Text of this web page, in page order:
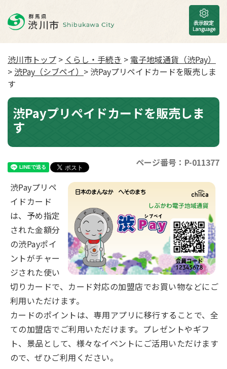
渋川市トップ > くらし・手続き > 電子地域通貨（渋Pay）
> 渋Pay（シブペイ） > 渋Payプリペイドカードを販売しま
す
渋Payプリペイドカードを販売しま
す
ページ番号：P-011377
渋Payプリペ
イドカード
は、予め指定
された金額分
の渋Payポイ
ントがチャー
ジされた使い
切りカードで、カード対応の加盟店でお買い物などにご
利用いただけます。
カードのポイントは、専用アプリに移行することで、全
ての加盟店でご利用いただけます。プレゼントやギフ
ト、景品として、様々なイベントにご活用いただけます
ので、ぜひご利用ください。